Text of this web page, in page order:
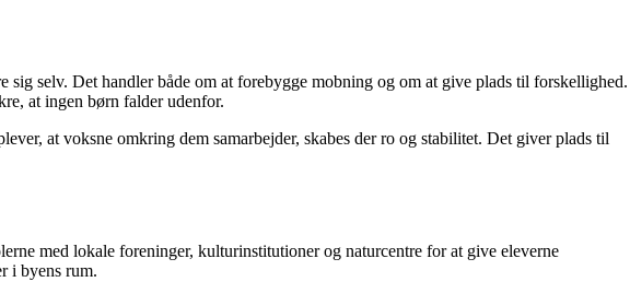
selv. Det handler både om at forebygge mobning og om at give plads til forskellighed.
at ingen børn falder udenfor.
at voksne omkring dem samarbejder, skabes der ro og stabilitet. Det giver plads til
med lokale foreninger, kulturinstitutioner og naturcentre for at give eleverne
i byens rum.